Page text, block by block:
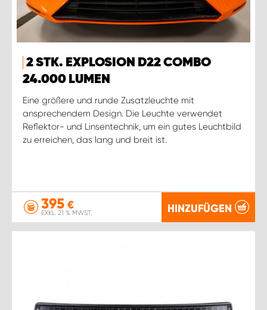
2 STK. EXPLOSION D22 COMBO
24.000 LUMEN
Eine größere und runde Zusatzleuchte mit
ansprechendem Design. Die Leuchte verwendet
Reflektor- und Linsentechnik, um ein gutes Leuchtbild
zu erreichen, das lang und breit ist.
395 €
EXKL. 21 % MWST. HINZUFÜGEN